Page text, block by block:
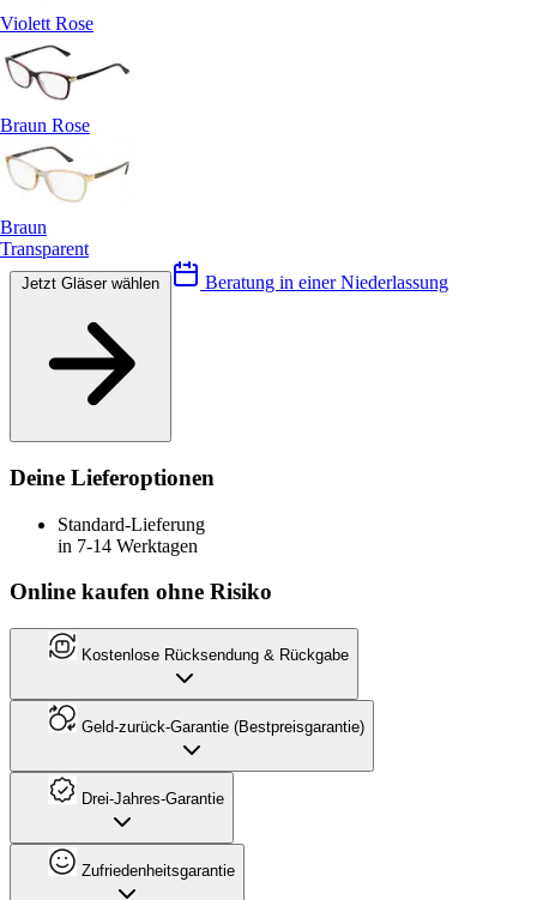
Violett Rose
Braun Rose
Braun
Transparent
Beratung in einer Niederlassung
Deine Lieferoptionen
Standard-Lieferung
in 7-14 Werktagen
Online kaufen ohne Risiko
Kostenlose Rücksendung & Rückgabe
Geld-zurück-Garantie (Bestpreisgarantie)
Drei-Jahres-Garantie
Zufriedenheitsgarantie